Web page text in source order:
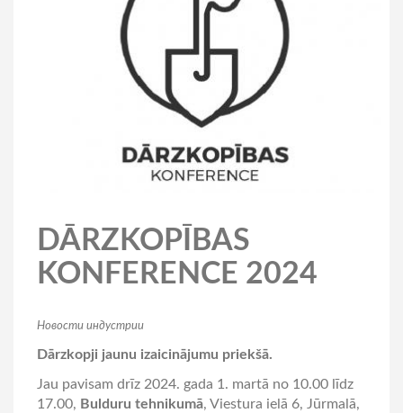
DĀRZKOPĪBAS
KONFERENCE 2024
Hовости индустрии
Dārzkopji jaunu izaicinājumu priekšā.
Jau pavisam drīz 2024. gada 1. martā no 10.00 līdz
17.00, Bulduru tehnikumā, Viestura ielā 6, Jūrmalā,